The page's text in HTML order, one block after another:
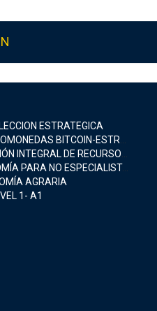
ESTRATEGICA
DE INVERSIÓN Y MEDIDAS DE SEGURIDAD
DE RECURSOS HUMANOS
MACROECONOMÍA Y POLÍTICA ECONÓMICA
AGRARIA
1- A1